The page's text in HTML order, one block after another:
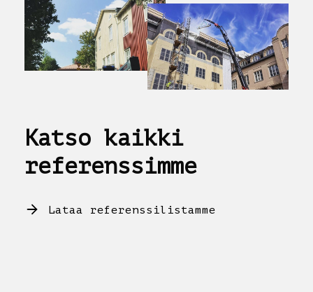
Katso kaikki
referenssimme
Lataa referenssilistamme